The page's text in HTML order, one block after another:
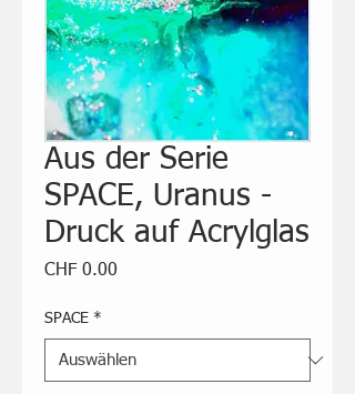
Aus der Serie
SPACE, Uranus -
Druck auf Acrylglas
CHF 0.00
SPACE *